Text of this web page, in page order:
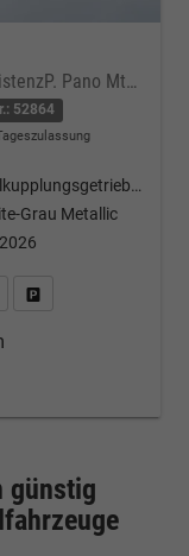
Selection 2.0TDI 4x4 AHK Standhz AssistenzP. Pano MtrxLED PerformanceP. Nav
52864
Doppelkupplungsgetriebe (DSG)
Grau Metallic
& Angebot anfordern
PDF-Datei, Fahrzeugexposé
günstig